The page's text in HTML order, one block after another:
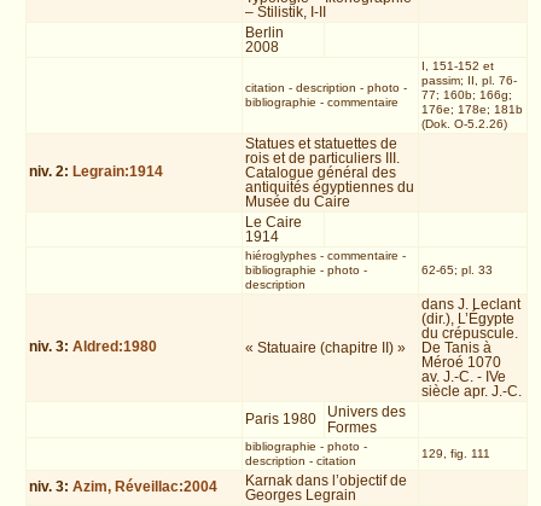
– Stilistik, I-II
Berlin
2008
citation - description - photo-
bibliographie - commentaire
I, 151-152 et
passim; II, pl. 76-
77; 160b; 166g;
176e; 178e; 181b
(Dok. O-5.2.26)
niv. 2: Legrain:1914
Statues et statuettes de
rois et de particuliers III.
Catalogue général des
antiquités égyptiennes du
Musée du Caire
Le Caire
1914
hiéroglyphes- commentaire -
bibliographie - photo-
description
62-65; pl. 33
niv. 3:Aldred:1980 « Statuaire (chapitre II) »
dans J. Leclant
(dir.), L’Égypte
du crépuscule.
De Tanis à
Méroé 1070
av. J.-C. - IVe
siècle apr. J.-C.
Paris 1980
Univers des
Formes
bibliographie - photo-
description - citation
129, fig. 111
niv. 3:Azim, Réveillac:2004
Karnak dans l’objectif de
Georges Legrain